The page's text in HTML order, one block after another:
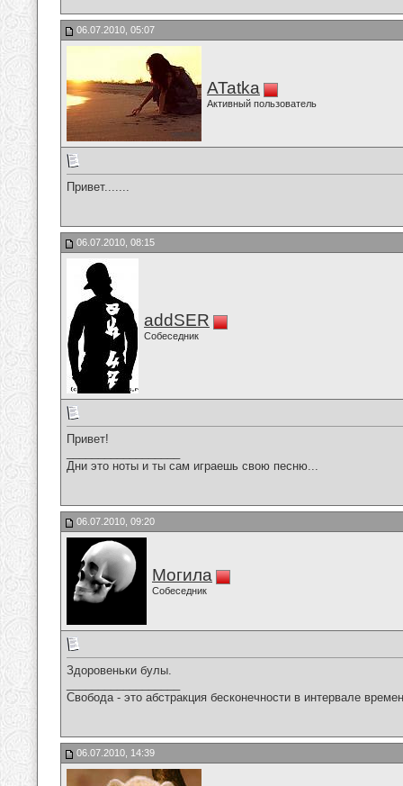
06.07.2010, 05:07
ATatka
Активный пользователь
Привет.......
06.07.2010, 08:15
addSER
Собеседник
Привет!
Дни это ноты и ты сам играешь свою песню...
06.07.2010, 09:20
Могила
Собеседник
Здоровеньки булы.
Свобода - это абстракция бесконечности в интервале
06.07.2010, 14:39